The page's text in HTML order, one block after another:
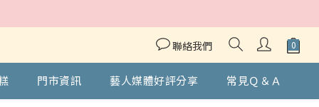
聯絡我們
門市資訊 藝人媒體好評分享 常見Ｑ＆Ａ